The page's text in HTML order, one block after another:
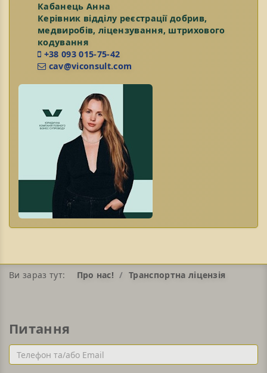
Кабанець Анна
Керівник відділу реєстрації добрив,
медвиробів, ліцензування, штрихового
кодування
+38 093 015-75-42
cav@viconsult.com
Ви зараз тут: Про нас! Транспортна ліцензія
Питання
Телефон
та/